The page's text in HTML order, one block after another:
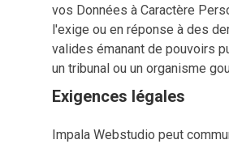
vos Données à Caractère
l'exige ou en réponse à des
valides émanant de pouvoirs
un tribunal ou un organisme
Exigences légales
Impala Webstudio peut